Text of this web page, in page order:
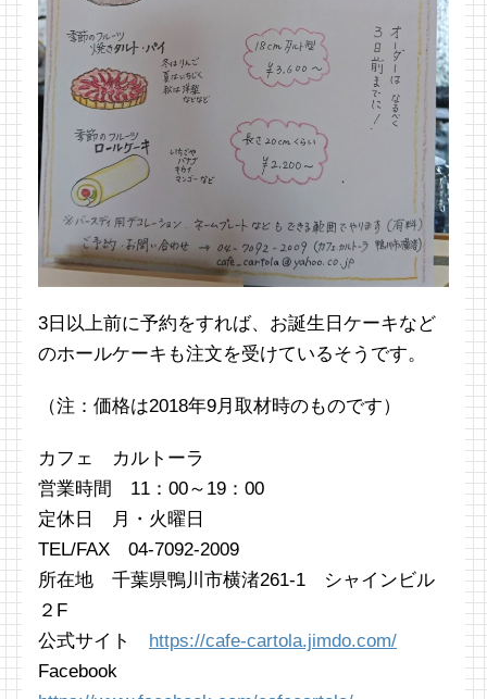
3日以上前に予約をすれば、お誕生日ケーキなど
のホールケーキも注文を受けているそうです。
（注：価格は2018年9月取材時のものです）
カフェ カルトーラ
営業時間 11：00～19：00
定休日 月・火曜日
TEL/FAX 04-7092-2009
所在地 千葉県鴨川市横渚261-1 シャインビル
２F
公式サイト
https://cafe-cartola.jimdo.com/
Facebook